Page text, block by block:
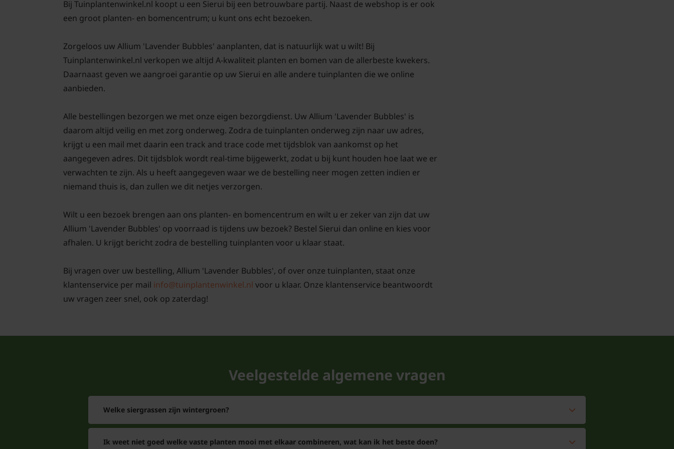
Bij Tuinplantenwinkel.nl koopt u een Sierui bij een betrouwbare partij. Naast de webshop is er ook
een groot planten- en bomencentrum; u kunt ons echt bezoeken.
Zorgeloos uw Allium 'Lavender Bubbles' aanplanten, dat is natuurlijk wat u wilt! Bij
Tuinplantenwinkel.nl verkopen we altijd A-kwaliteit planten en bomen van de allerbeste kwekers.
Daarnaast geven we aangroei garantie op uw Sierui en alle andere tuinplanten die we online
aanbieden.
Alle bestellingen bezorgen we met onze eigen bezorgdienst. Uw Allium 'Lavender Bubbles' is
daarom altijd veilig en met zorg onderweg. Zodra de tuinplanten onderweg zijn naar uw adres,
krijgt u een mail met daarin een track and trace code met tijdsblok van aankomst op het
aangegeven adres. Dit tijdsblok wordt real-time bijgewerkt, zodat u bij kunt houden hoe laat we er
verwachten te zijn. Als u heeft aangegeven waar we de bestelling neer mogen zetten indien er
niemand thuis is, dan zullen we dit netjes verzorgen.
Wilt u een bezoek brengen aan ons planten- en bomencentrum en wilt u er zeker van zijn dat uw
Allium 'Lavender Bubbles' op voorraad is tijdens uw bezoek? Bestel Sierui dan online en kies voor
afhalen. U krijgt bericht zodra de bestelling tuinplanten voor u klaar staat.
Bij vragen over uw bestelling, Allium 'Lavender Bubbles', of over onze tuinplanten, staat onze
klantenservice per mail info@tuinplantenwinkel.nl voor u klaar. Onze klantenservice beantwoordt
uw vragen zeer snel, ook op zaterdag!
Veelgestelde algemene vragen
Welke siergrassen zijn wintergroen?
Ik weet niet goed welke vaste planten mooi met elkaar combineren, wat kan ik het beste doen?